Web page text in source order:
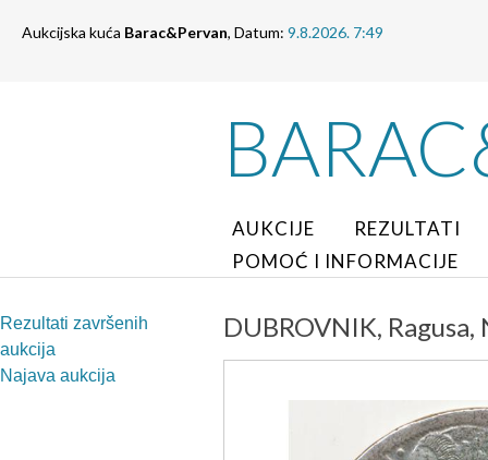
Aukcijska kuća Barac&Pervan, Datum: 9.8.2026. 7:49
AUKCIJE
REZULTATI
POMOĆ I INFORMACIJE
Rezultati završenih
aukcija
Najava aukcija
DUBROVNIK,